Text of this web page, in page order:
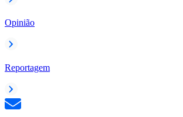
Opinião
Reportagem